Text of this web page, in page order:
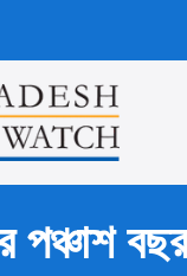
পঞ্চাশ